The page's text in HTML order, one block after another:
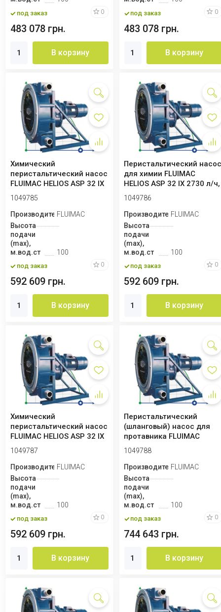
под заказ 0
483 078 грн.
В корзину
под заказ 0
483 078 грн.
В корзину
Химический
перистальтический насос
FLUIMAC HELIOS ASP 32 IX
1789 л/ч, 1,5 кВт...
1049785
ПроизводительFLUIMAC
Высота
подачи
(max),
м.вод.ст
100
под заказ 0
592 609 грн.
В корзину
Перистальтический
для химии FLUIMAC
HELIOS ASP 32 IX 2730 л/ч,
1,5 кВт,...
1049786
ПроизводительFLUIMAC
Высота
подачи
(max),
м.вод.ст
100
под заказ 0
592 609 грн.
В корзину
Химический
перистальтический насос
FLUIMAC HELIOS ASP 32 IX
4116 л/ч, 1,5 кВт...
1049787
ПроизводительFLUIMAC
Высота
подачи
(max),
м.вод.ст
100
под заказ 0
592 609 грн.
В корзину
Перистальтический
(шланговый) насос для
протавника FLUIMAC
HELIOS ASP 40 IX 2...
1049788
ПроизводительFLUIMAC
Высота
подачи
(max),
м.вод.ст
100
под заказ 0
744 643 грн.
В корзину